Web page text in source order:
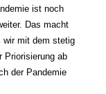
ist noch
Das macht
wir mit dem stetig
Priorisierung ab
der Pandemie